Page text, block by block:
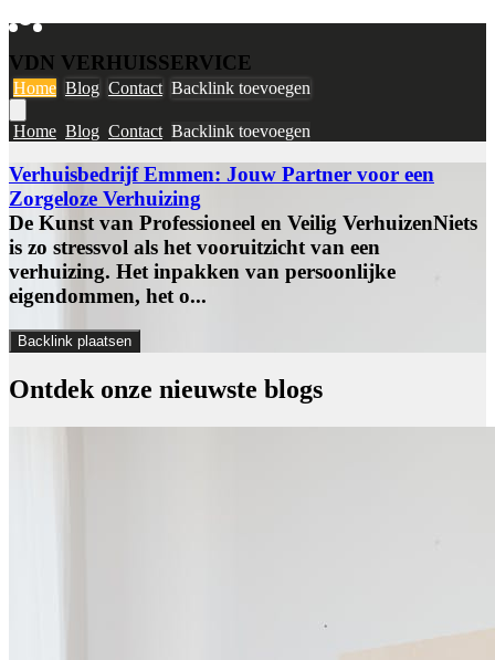
VDN VERHUISSERVICE
Home Blog Contact Backlink toevoegen
Home Blog Contact Backlink toevoegen
Verhuisbedrijf Emmen: Jouw Partner voor een
Zorgeloze Verhuizing
De Kunst van Professioneel en Veilig VerhuizenNiets
is zo stressvol als het vooruitzicht van een
verhuizing. Het inpakken van persoonlijke
eigendommen, het o...
Backlink plaatsen
Ontdek onze nieuwste blogs